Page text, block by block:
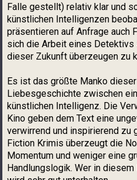
Falle gestellt) relativ klar und
künstlichen Intelligenzen
präsentieren auf Anfrage auch
sich die Arbeit eines Detektivs
dieser Zukunft überzeugen zu
Es ist das größte Manko
Liebesgeschichte zwischen
künstlichen Intelligenz. Die
Kino geben dem Text eine
verwirrend und inspirierend zu
Fiction Krimis überzeugt die
Momentum und weniger eine
Handlungslogik. Wer in